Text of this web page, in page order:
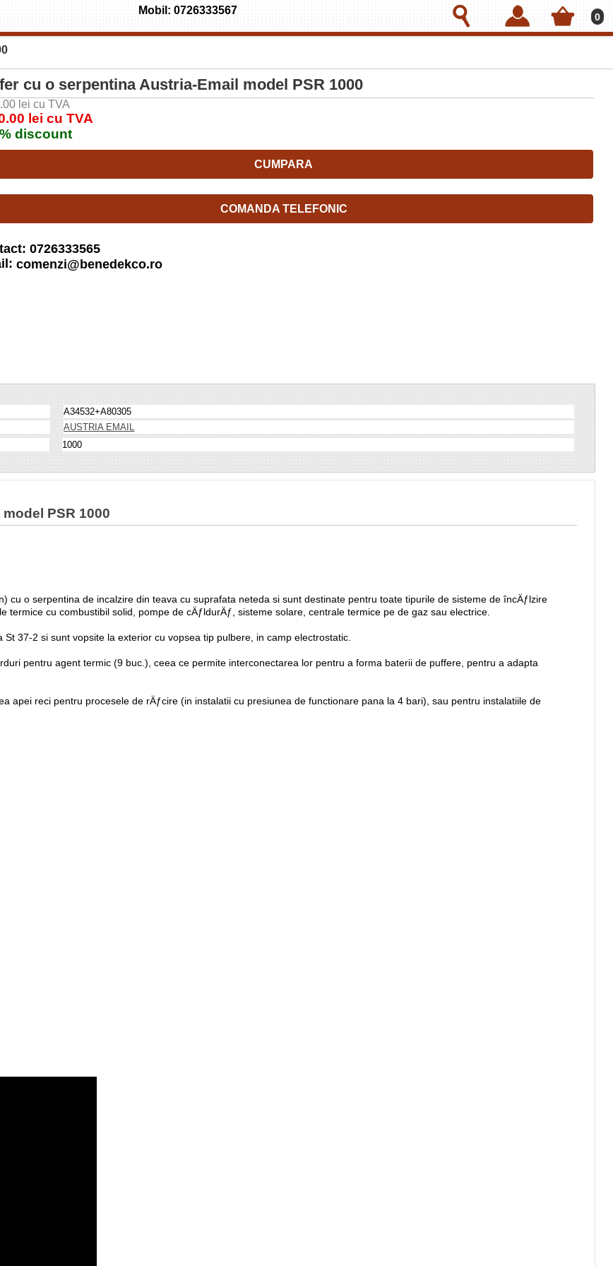
Mobil: 0726333567
0
cu o serpentina Austria-Email model PSR 1000
lei cu TVA
lei cu TVA
discount
CUMPARA
COMANDA TELEFONIC
0726333565
comenzi@benedekco.ro
A34532+A80305
AUSTRIA EMAIL
1000
PSR 1000
cu o serpentina de incalzire din teava cu suprafata neteda si sunt destinate pentru toate tipurile de sisteme de încÄƒlzire
termice cu combustibil solid, pompe de cÄƒldurÄƒ, sisteme solare, centrale termice pe de gaz sau electrice.
37-2 si sunt vopsite la exterior cu vopsea tip pulbere, in camp electrostatic.
pentru agent termic (9 buc.), ceea ce permite interconectarea lor pentru a forma baterii de puffere, pentru a adapta
apei reci pentru procesele de rÄƒcire (in instalatii cu presiunea de functionare pana la 4 bari), sau pentru instalatiile de